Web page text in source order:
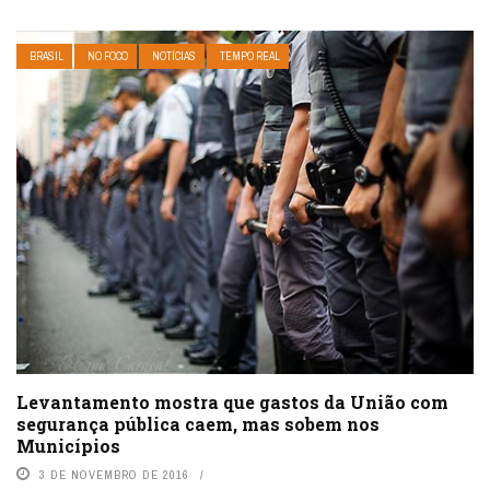
BRASIL NO FOCO NOTÍCIAS TEMPO REAL
Levantamento mostra que gastos da União com
segurança pública caem, mas sobem nos
Municípios
3 DE NOVEMBRO DE 2016